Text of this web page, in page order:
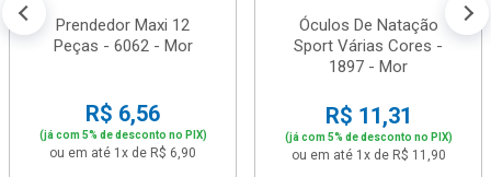
Prendedor Maxi 12
Peças - 6062 - Mor
R$ 6,56
(já com 5% de desconto no PIX)
ou em até 1x de R$ 6,90
Óculos De Natação
Sport Várias Cores -
1897 - Mor
R$ 11,31
(já com 5% de desconto no PIX)
ou em até 1x de R$ 11,90